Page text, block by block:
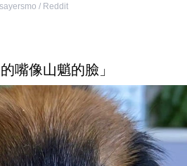
sayersmo / Reddit
嘴像山魈的臉」